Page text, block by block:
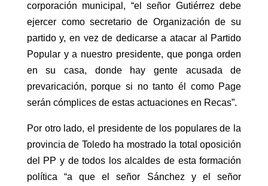
corporación municipal, “el señor Gutiérrez debe
ejercer como secretario de Organización de su
partido y, en vez de dedicarse a atacar al Partido
Popular y a nuestro presidente, que ponga orden
en su casa, donde hay gente acusada de
prevaricación, porque si no tanto él como Page
serán cómplices de estas actuaciones en Recas”.
Por otro lado, el presidente de los populares de la
provincia de Toledo ha mostrado la total oposición
del PP y de todos los alcaldes de esta formación
política “a que el señor Sánchez y el señor